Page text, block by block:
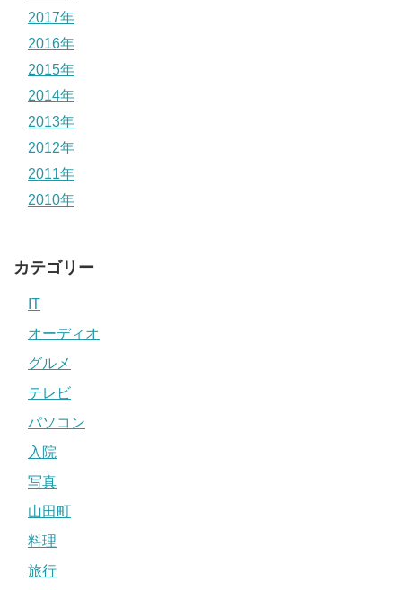
2017年
2016年
2015年
2014年
2013年
2012年
2011年
2010年
カテゴリー
IT
オーディオ
グルメ
テレビ
パソコン
入院
写真
山田町
料理
旅行